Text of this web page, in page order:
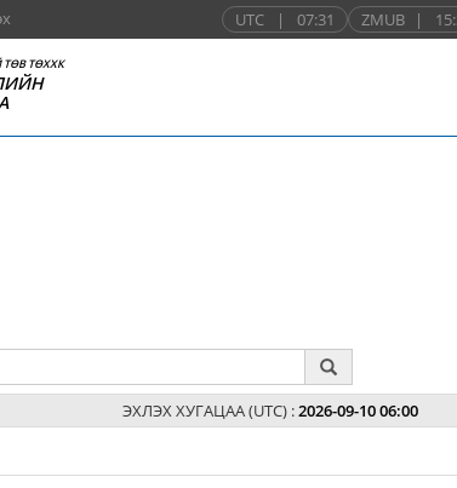
UTC | 07:31 ZMUB |
ТӨХХК
ЭХЛЭХ ХУГАЦАА (UTC) :2026-09-10 06:00